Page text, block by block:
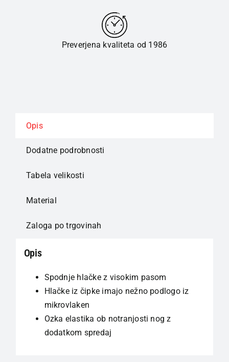
Preverjena kvaliteta od 1986
Opis
Dodatne podrobnosti
Tabela velikosti
Material
Zaloga po trgovinah
Opis
Spodnje hlačke z visokim pasom
Hlačke iz čipke imajo nežno podlogo iz
mikrovlaken
Ozka elastika ob notranjosti nog z
dodatkom spredaj